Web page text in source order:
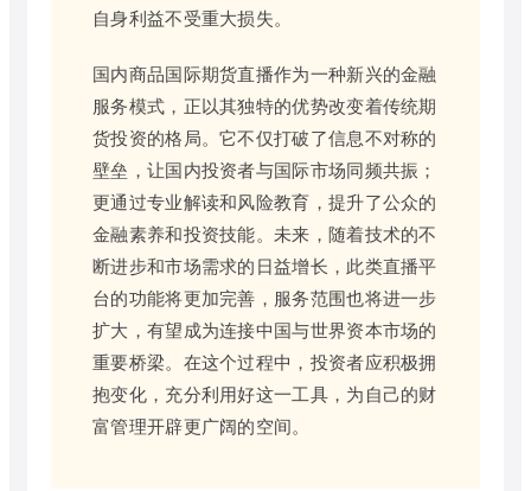
自身利益不受重大损失。
国内商品国际期货直播作为一种新兴的金融
服务模式，正以其独特的优势改变着传统期
货投资的格局。它不仅打破了信息不对称的
壁垒，让国内投资者与国际市场同频共振；
更通过专业解读和风险教育，提升了公众的
金融素养和投资技能。未来，随着技术的不
断进步和市场需求的日益增长，此类直播平
台的功能将更加完善，服务范围也将进一步
扩大，有望成为连接中国与世界资本市场的
重要桥梁。在这个过程中，投资者应积极拥
抱变化，充分利用好这一工具，为自己的财
富管理开辟更广阔的空间。